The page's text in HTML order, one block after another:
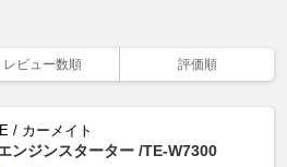
レビュー数順 評価順
/ カーメイト
ンジンスターター /TE-W7300